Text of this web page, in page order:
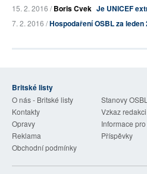
15. 2. 2016 /Boris Cvek Je UNICEF
7. 2. 2016 /Hospodaření OSBL za leden
Britské listy
O nás - Britské listy
Stanovy OSBL
Kontakty
Vzkaz redakci
Opravy
Informace
Reklama
Příspěvky
Obchodní podmínky